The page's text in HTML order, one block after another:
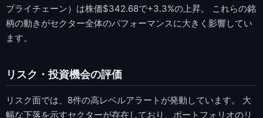
プライチェーン）は株価$342.68で+3.3%の上昇。 これらの銘
柄の動きがセクター全体のパフォーマンスに大きく影響してい
ます。
リスク・投資機会の評価
リスク面では、8件の高レベルアラートが発動しています。 大
幅な下落を示すセクターが存在しており、ポートフォリオのリ